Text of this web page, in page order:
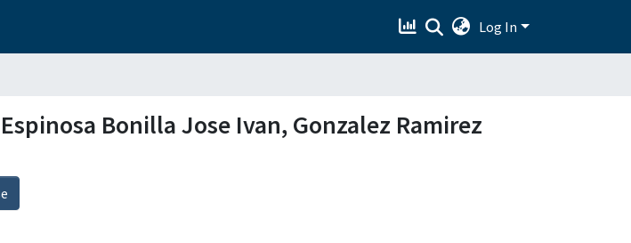
Log In
Bonilla Jose Ivan, Gonzalez Ramirez